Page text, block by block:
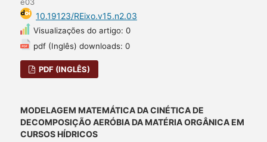
10.19123/REixo.v15.n2.03
Visualizações do artigo: 0
pdf (Inglês) downloads: 0
PDF (INGLÊS)
MODELAGEM MATEMÁTICA DA CINÉTICA DE
DECOMPOSIÇÃO AERÓBIA DA MATÉRIA ORGÂNICA EM
CURSOS HÍDRICOS